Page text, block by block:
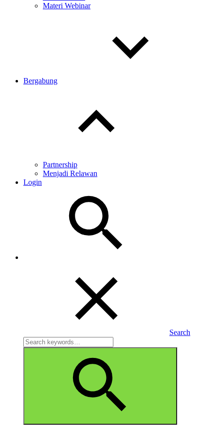
Materi Webinar
Bergabung
Partnership
Menjadi Relawan
Login
Search
Search
for: